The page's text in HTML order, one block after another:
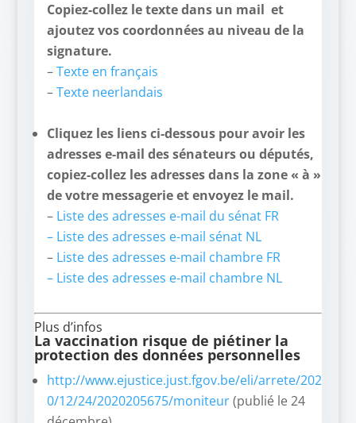
Copiez-collez le texte dans un mail et
ajoutez vos coordonnées au niveau de la
signature.
–Texte en français
–Texte neerlandais
Cliquez les liens ci-dessous pour avoir les
adresses e-mail des sénateurs ou députés,
copiez-collez les adresses dans la zone « à »
de votre messagerie et envoyez le mail.
– Liste des adresses e-mail du sénat FR
– Liste des adresses e-mail sénat NL
– Liste des adresses e-mail chambre FR
– Liste des adresses e-mail chambre NL
Plus d’infos
La vaccination risque de piétiner la
protection des données personnelles
http://www.ejustice.just.fgov.be/eli/arrete/202
0/12/24/2020205675/moniteur(publié le 24